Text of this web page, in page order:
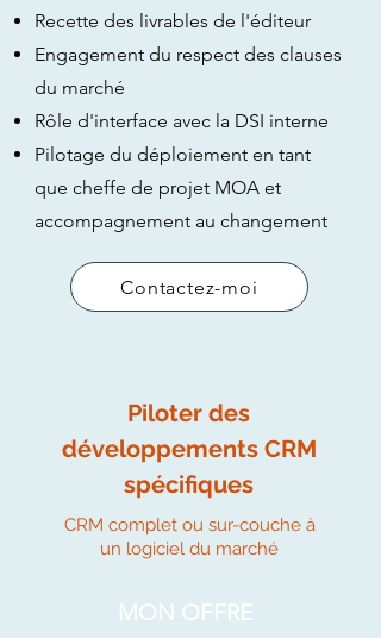
Recette des livrables de l'éditeur
Engagement du respect des clauses
du marché
Rôle d'interface avec la DSI interne
Pilotage du déploiement en tant
que cheffe de projet MOA et
accompagnement au changement
Contactez-moi
Piloter des
développements CRM
spécifiques
CRM complet ou sur-couche à
un logiciel du marché
MON OFFRE